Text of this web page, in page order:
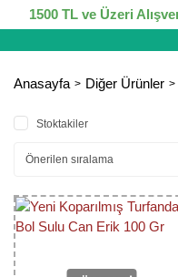
1500 TL ve Üzeri
Anasayfa Diğer Ürünler
Stoktakiler